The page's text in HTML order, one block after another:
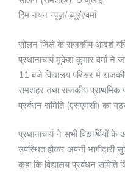
हिम नयन न्यूज़/ ब्यूरो/वर्मा
सोलन जिले के राजकीय आदर्श
प्रधानाचार्य मुकेश कुमार वर्मा ने
11 बजे विद्यालय परिसर में
रामशहर तथा राजकीय प्राथमिक
प्रबंधन समिति (एसएमसी) का
प्रधानाचार्य ने सभी
उपस्थित होकर अपनी भागीदारी
कहा कि विद्यालय प्रबंधन समिति